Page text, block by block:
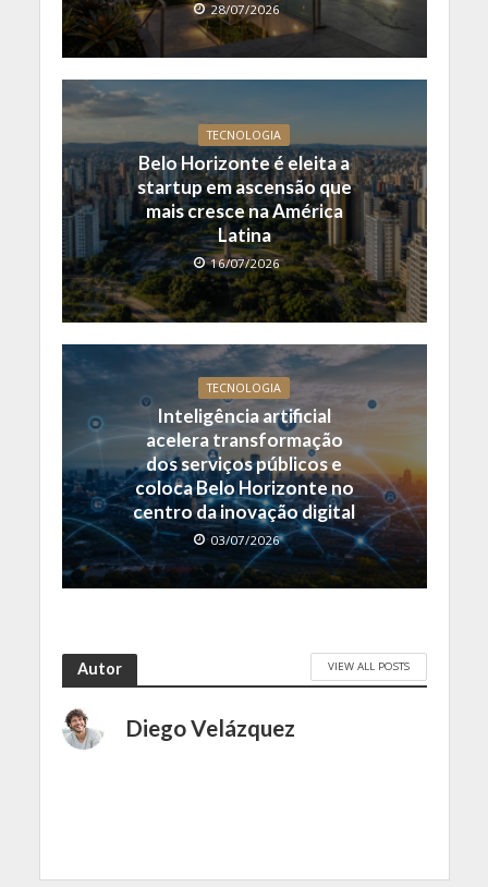
28/07/2026
TECNOLOGIA
Belo Horizonte é eleita a
startup em ascensão que
mais cresce na América
Latina
16/07/2026
TECNOLOGIA
Inteligência artificial
acelera transformação
dos serviços públicos e
coloca Belo Horizonte no
centro da inovação digital
03/07/2026
Autor VIEW ALL POSTS
Diego Velázquez